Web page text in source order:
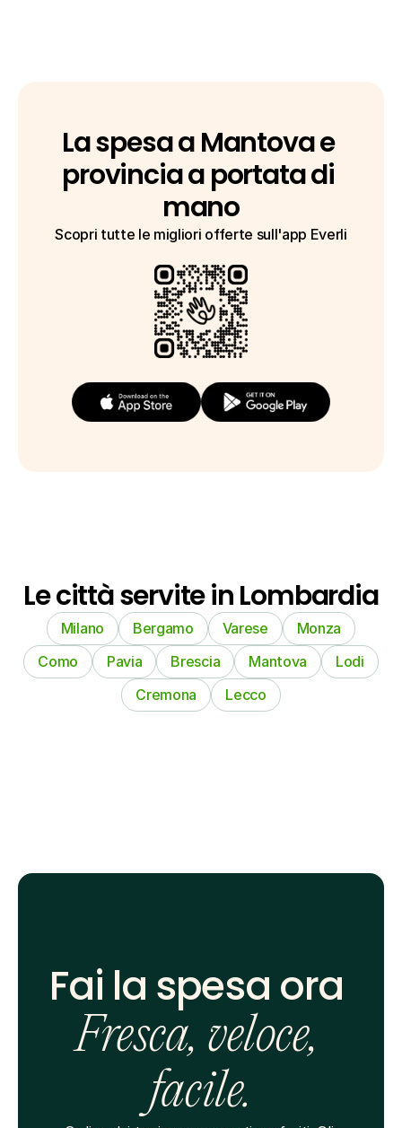
La spesa a Mantova e
provincia a portata di
mano
Scopri tutte le migliori offerte sull'app Everli
Le città servite in Lombardia
Milano Bergamo Varese
Monza
Como
Pavia Brescia Mantova
Lodi
Cremona
Lecco
Fai la spesa ora
Fresca, veloce,
facile.